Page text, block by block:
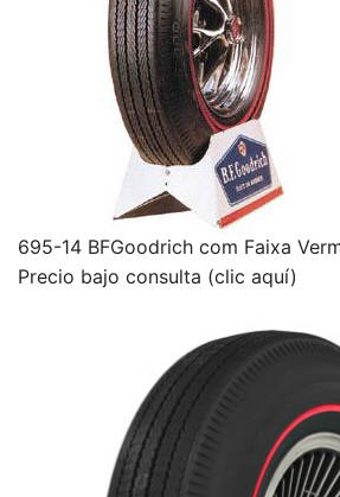
695-14 BFGoodrich com Faixa
Precio bajo consulta (clic aquí)